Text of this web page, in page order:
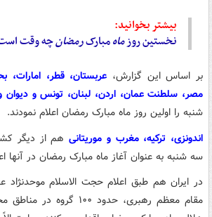
بیشتر بخوانید:
نخستین روزماهمبارکرمضانچه وقت
بر اساس این گزارش، عربستان، قطر، امارات،
مصر، سلطنت عمان، اردن، لبنان، تونس و
شنبه را اولین روز ماه مبارک رمضان اعلام نمودند.
اندونزی، ترکیه، مغرب و موریتانیهم از دیگر
سه شنبه به عنوان آغاز ماه مبارک رمضان در آنها
در ایران هم طبق اعلام حجت الاسلام موحدنژاد
مقام معظم رهبری، حدود